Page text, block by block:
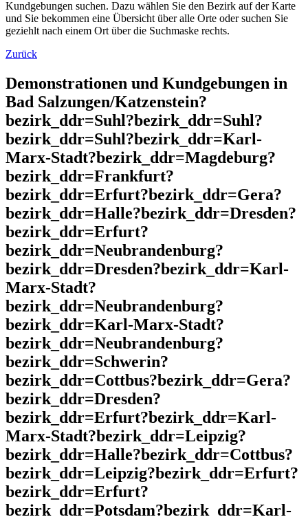
Kundgebungen suchen. Dazu wählen Sie den Bezirk auf der Karte
und Sie bekommen eine Übersicht über alle Orte oder suchen Sie
geziehlt nach einem Ort über die Suchmaske rechts.
Zurück
Demonstrationen und Kundgebungen in
Bad Salzungen/Katzenstein?
bezirk_ddr=Suhl?bezirk_ddr=Suhl?
bezirk_ddr=Suhl?bezirk_ddr=Karl-
Marx-Stadt?bezirk_ddr=Magdeburg?
bezirk_ddr=Frankfurt?
bezirk_ddr=Erfurt?bezirk_ddr=Gera?
bezirk_ddr=Halle?bezirk_ddr=Dresden?
bezirk_ddr=Erfurt?
bezirk_ddr=Neubrandenburg?
bezirk_ddr=Dresden?bezirk_ddr=Karl-
Marx-Stadt?
bezirk_ddr=Neubrandenburg?
bezirk_ddr=Karl-Marx-Stadt?
bezirk_ddr=Neubrandenburg?
bezirk_ddr=Schwerin?
bezirk_ddr=Cottbus?bezirk_ddr=Gera?
bezirk_ddr=Dresden?
bezirk_ddr=Erfurt?bezirk_ddr=Karl-
Marx-Stadt?bezirk_ddr=Leipzig?
bezirk_ddr=Halle?bezirk_ddr=Cottbus?
bezirk_ddr=Leipzig?bezirk_ddr=Erfurt?
bezirk_ddr=Erfurt?
bezirk_ddr=Potsdam?bezirk_ddr=Karl-